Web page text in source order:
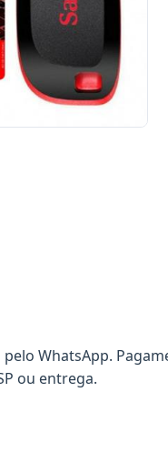
WhatsApp.
ou entrega.